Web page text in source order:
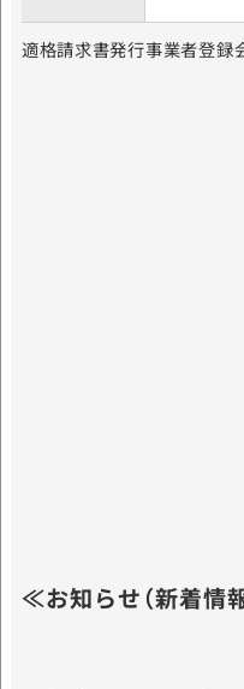
適格請求書発行事業者登録
≪お知らせ（新着情